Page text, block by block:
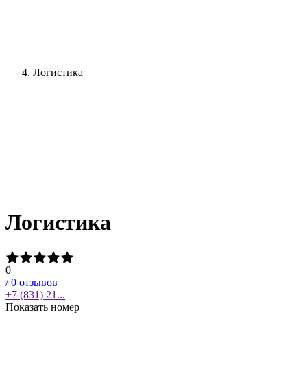
Логистика
Логистика
0
/0 отзывов
+7 (831) 21...
Показать номер